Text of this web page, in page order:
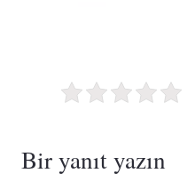
Bir yanıt yazın